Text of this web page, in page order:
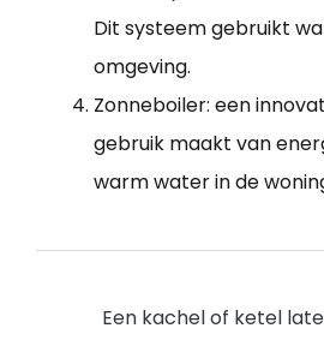
Dit systeem gebruikt
omgeving.
Zonneboiler: een
gebruik maakt van
warm water in de
Een kachel of ketel